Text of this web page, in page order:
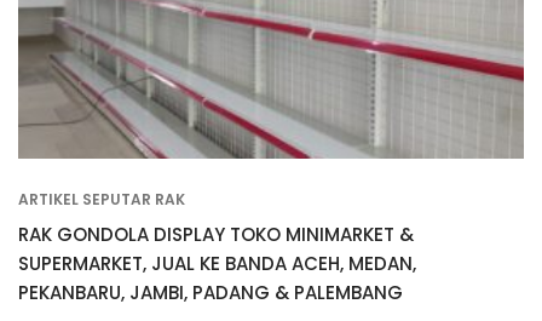
ARTIKEL SEPUTAR RAK
RAK GONDOLA DISPLAY TOKO MINIMARKET &
SUPERMARKET, JUAL KE BANDA ACEH, MEDAN,
PEKANBARU, JAMBI, PADANG & PALEMBANG